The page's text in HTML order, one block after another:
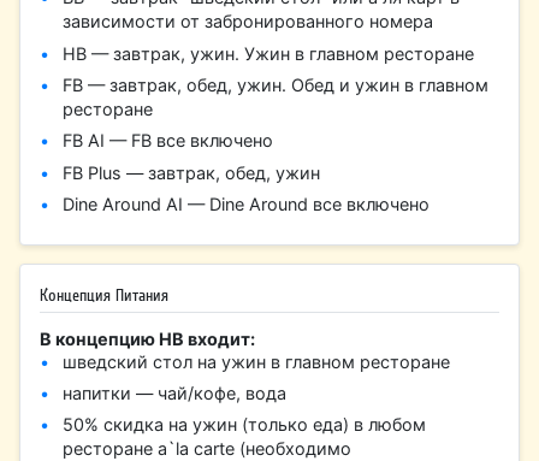
зависимости от забронированного номера
HB — завтрак, ужин. Ужин в главном ресторане
FB — завтрак, обед, ужин. Обед и ужин в главном
ресторане
FB AI — FB все включено
FB Plus — завтрак, обед, ужин
Dine Around AI — Dine Around все включено
Концепция Питания
В концепцию HB входит:
шведский стол на ужин в главном ресторане
напитки — чай/кофе, вода
50% скидка на ужин (только еда) в любом
ресторане a`la carte (необходимо